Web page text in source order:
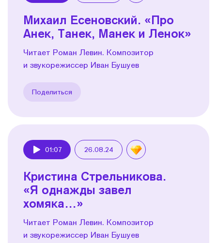
Михаил Есеновский. «Про
Анек, Танек, Манек и Ленок»
Читает Роман Левин. Композитор
и звукорежиссер Иван Бушуев
Поделиться
01:07 26.08.24
Кристина Стрельникова.
«Я однажды завел
хомяка…»
Читает Роман Левин. Композитор
и звукорежиссер Иван Бушуев